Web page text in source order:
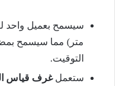
سيسمح بعميل واحد
متر) مما سيسمح
التوقيت.
ستعملغرف قياس